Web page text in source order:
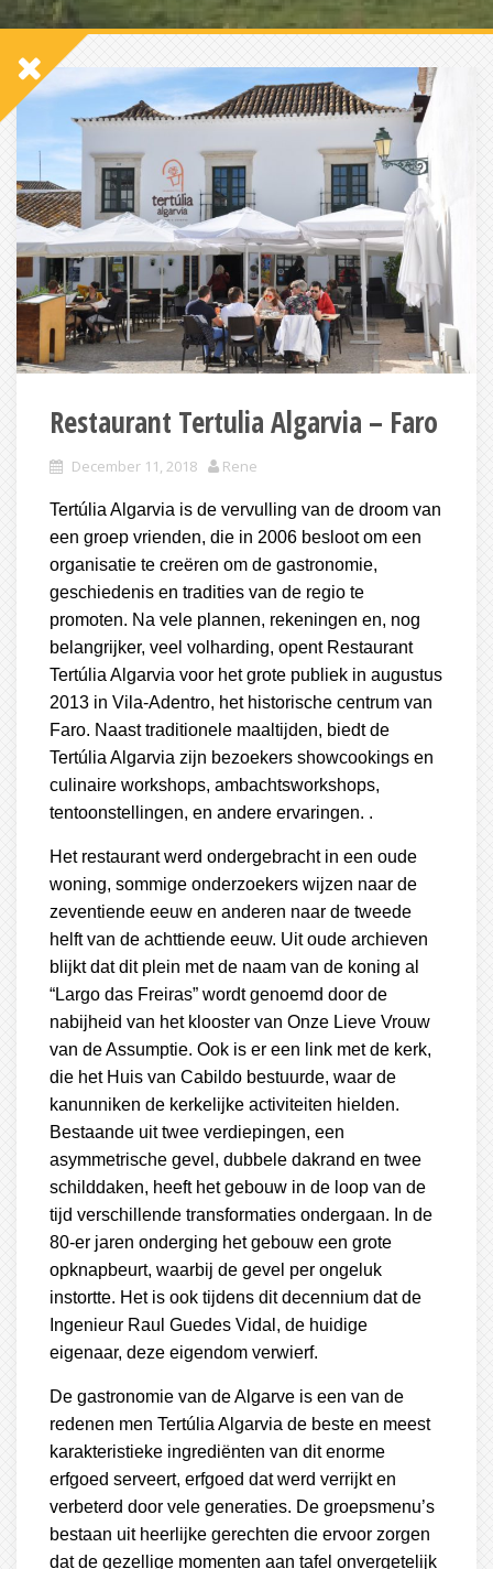
Restaurant Tertulia Algarvia – Faro
December 11, 2018 Rene
Tertúlia Algarvia is de vervulling van de droom van
een groep vrienden, die in 2006 besloot om een
organisatie te creëren om de gastronomie,
geschiedenis en tradities van de regio te
promoten. Na vele plannen, rekeningen en, nog
belangrijker, veel volharding, opent Restaurant
Tertúlia Algarvia voor het grote publiek in augustus
2013 in Vila-Adentro, het historische centrum van
Faro. Naast traditionele maaltijden, biedt de
Tertúlia Algarvia zijn bezoekers showcookings en
culinaire workshops, ambachtsworkshops,
tentoonstellingen, en andere ervaringen. .
Het restaurant werd ondergebracht in een oude
woning, sommige onderzoekers wijzen naar de
zeventiende eeuw en anderen naar de tweede
helft van de achttiende eeuw. Uit oude archieven
blijkt dat dit plein met de naam van de koning al
“Largo das Freiras” wordt genoemd door de
nabijheid van het klooster van Onze Lieve Vrouw
van de Assumptie. Ook is er een link met de kerk,
die het Huis van Cabildo bestuurde, waar de
kanunniken de kerkelijke activiteiten hielden.
Bestaande uit twee verdiepingen, een
asymmetrische gevel, dubbele dakrand en twee
schilddaken, heeft het gebouw in de loop van de
tijd verschillende transformaties ondergaan. In de
80-er jaren onderging het gebouw een grote
opknapbeurt, waarbij de gevel per ongeluk
instortte. Het is ook tijdens dit decennium dat de
Ingenieur Raul Guedes Vidal, de huidige
eigenaar, deze eigendom verwierf.
De gastronomie van de Algarve is een van de
redenen men Tertúlia Algarvia de beste en meest
karakteristieke ingrediënten van dit enorme
erfgoed serveert, erfgoed dat werd verrijkt en
verbeterd door vele generaties. De groepsmenu’s
bestaan uit heerlijke gerechten die ervoor zorgen
dat de gezellige momenten aan tafel onvergetelijk